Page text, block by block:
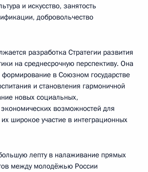
и искусство, занятость
добровольчество
разработка Стратегии развития
на среднесрочную перспективу. Она
формирование в Союзном государстве
и становления гармоничной
новых социальных,
возможностей для
широкое участие в интеграционных
лепту в налаживание прямых
между молодёжью России